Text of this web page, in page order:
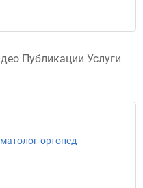
Публикации Услуги
ортопед